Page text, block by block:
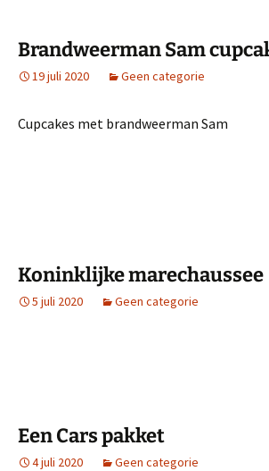
Brandweerman Sam
19 juli 2020 Geen categorie
Cupcakes met brandweerman Sam
Koninklijke marechaussee
5 juli 2020 Geen categorie
Een Cars pakket
4 juli 2020 Geen categorie